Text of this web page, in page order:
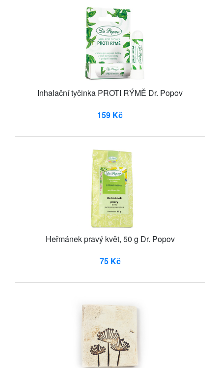
Inhalační tyčinka PROTI RÝMĚ Dr. Popov
159 Kč
Heřmánek pravý květ, 50 g Dr. Popov
75 Kč